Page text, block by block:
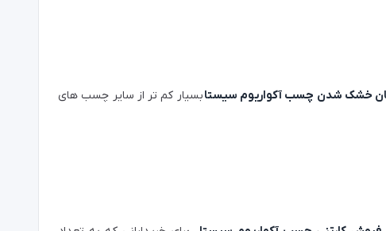
خشک شدن چسب آکواریوم سیستابسیار کم تر از سایر چسب های